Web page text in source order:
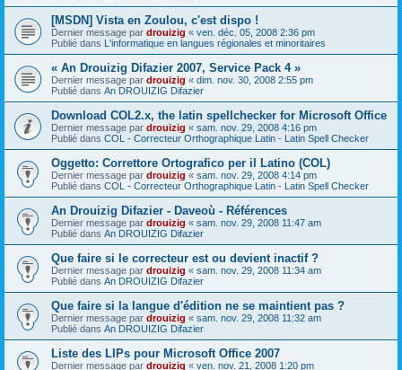
[MSDN] Vista en Zoulou, c'est dispo !
Dernier message par drouizig « ven. déc. 05, 2008 2:36 pm
Publié dans L'informatique en langues régionales et minoritaires
« An Drouizig Difazier 2007, Service Pack 4 »
Dernier message par drouizig « dim. nov. 30, 2008 2:55 pm
Publié dans An DROUIZIG Difazier
Download COL2.x, the latin spellchecker for Microsoft Office
Dernier message par drouizig « sam. nov. 29, 2008 4:16 pm
Publié dans COL - Correcteur Orthographique Latin - Latin Spell Checker
Oggetto: Correttore Ortografico per il Latino (COL)
Dernier message par drouizig « sam. nov. 29, 2008 4:14 pm
Publié dans COL - Correcteur Orthographique Latin - Latin Spell Checker
An Drouizig Difazier - Daveoù - Références
Dernier message par drouizig « sam. nov. 29, 2008 11:47 am
Publié dans An DROUIZIG Difazier
Que faire si le correcteur est ou devient inactif ?
Dernier message par drouizig « sam. nov. 29, 2008 11:34 am
Publié dans An DROUIZIG Difazier
Que faire si la langue d'édition ne se maintient pas ?
Dernier message par drouizig « sam. nov. 29, 2008 11:32 am
Publié dans An DROUIZIG Difazier
Liste des LIPs pour Microsoft Office 2007
Dernier message par drouizig « ven. nov. 21, 2008 1:20 pm